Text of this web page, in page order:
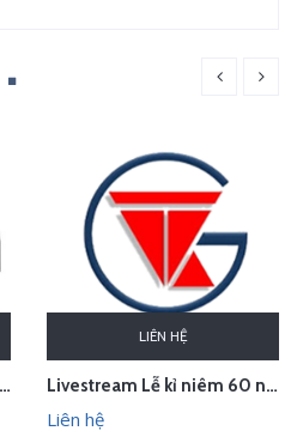
Thu âm quảng cáo phát loa khai trương cửa hàng Owen Sơn La
LIÊN HỆ
Livestream Lễ kỉ niêm 60 năm thành lập TEDI
Liên hệ